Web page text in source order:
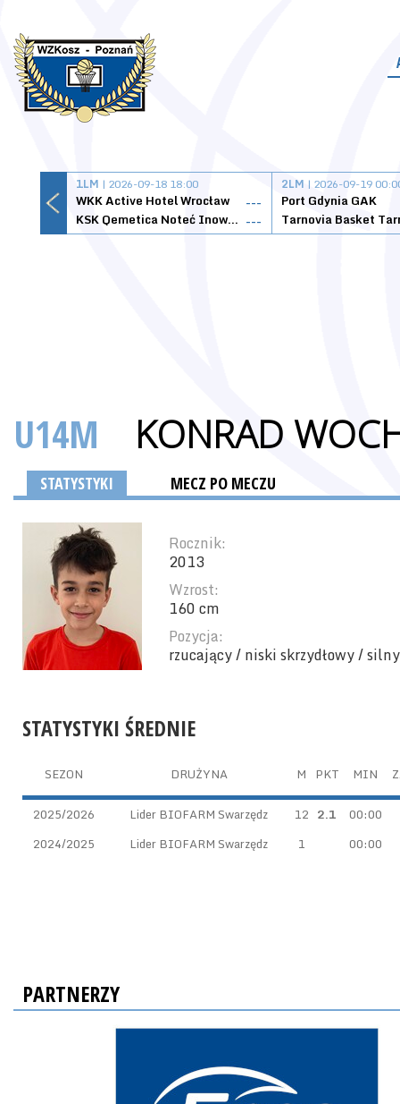
1LM | 2026-09-18 18:00
WKK Active Hotel Wrocław
---
KSK Qemetica Noteć Inowrocław ---
2LM | 2026-09-19
Port Gdynia GAK
U14M KONRAD
STATYSTYKI MECZ PO MECZU
Rocznik:
2013
Wzrost:
160 cm
Pozycja:
rzucający / niski skrzydłowy /
STATYSTYKI ŚREDNIE
SEZON DRUŻYNA M PKT MIN
2025/2026 Lider BIOFARM Swarzędz 12 2.1
00:00
2024/2025
Lider BIOFARM Swarzędz 1 00:00
PARTNERZY